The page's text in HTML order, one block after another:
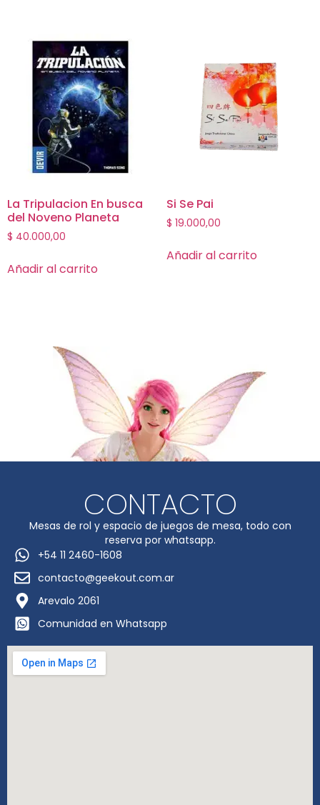
La Tripulacion En busca
del Noveno Planeta
$ 40.000,00
Añadir al carrito
Si Se Pai
$ 19.000,00
Añadir al carrito
CONTACTO
Mesas de rol y espacio de juegos de mesa, todo con
reserva por whatsapp.
+54 11 2460-1608
contacto@geekout.com.ar
Arevalo 2061
Comunidad en Whatsapp